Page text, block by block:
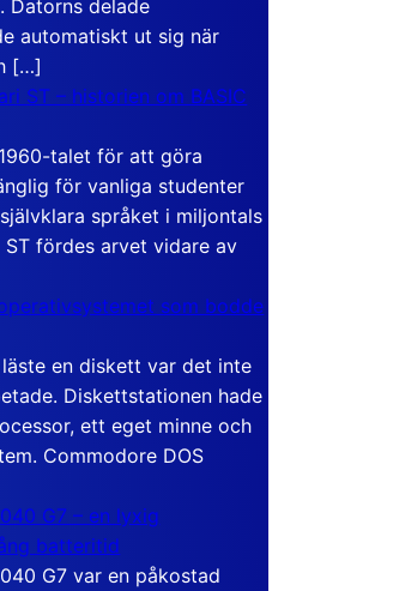
Datorns delade
automatiskt ut sig när
[…]
ST – historien om BASIC
talet för att göra
för vanliga studenter
språket i miljontals
ST fördes arvet vidare av
som bodde
en diskett var det inte
Diskettstationen hade
ett eget minne och
Commodore DOS
G7 – en lyxig
batteritid
G7 var en påkostad